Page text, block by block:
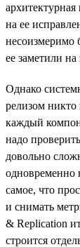
на ее
несоизмеримо
ее заметили
Однако
релизом никто
каждый
надо
довольно
одновременно
самое, что
и снимать
& Replication
строится